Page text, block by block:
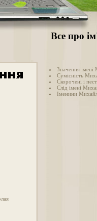
Все про
Значення імені
Сумісність
Скорочені і
Слід імені
Іменини